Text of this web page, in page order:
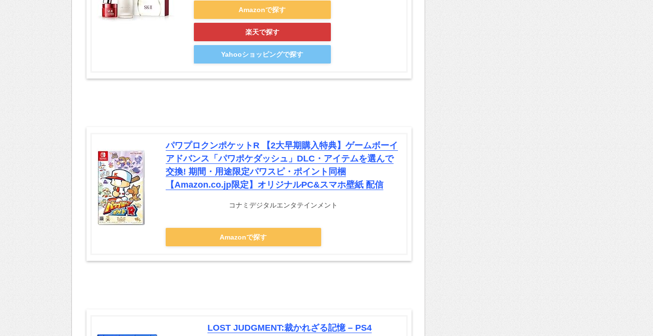
Amazonで探す
楽天で探す
Yahooショッピングで探す
パワプロクンポケットR 【2大早期購入特典】ゲームボーイ
アドバンス「パワポケダッシュ」DLC・アイテムを選んで
交換! 期間・用途限定パワスピ・ポイント同梱
【Amazon.co.jp限定】オリジナルPC&スマホ壁紙 配信
コナミデジタルエンタテインメント
Amazonで探す
LOST JUDGMENT:裁かれざる記憶 – PS4